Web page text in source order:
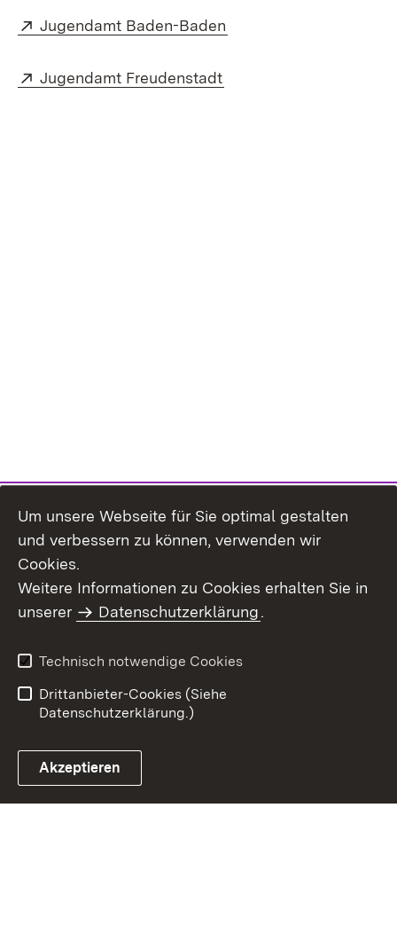
Extern:
Jugendamt Baden-Baden
Extern:
Jugendamt Freudenstadt
Benutzungshinweise
Erklärung zur
Um unsere Webseite für Sie optimal gestalten
und verbessern zu können, verwenden wir
Cookies.
Weitere Informationen zu Cookies erhalten Sie in
unserer
Datenschutzerklärung.
Technisch notwendige Cookies
Drittanbieter-Cookies (Siehe
Datenschutzerklärung.)
Akzeptieren